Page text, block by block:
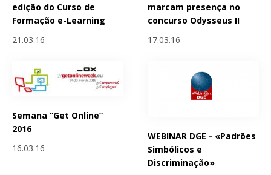
edição do Curso de
Formação e-Learning
21.03.16
marcam presença no
concurso Odysseus II
17.03.16
Semana “Get Online”
2016
16.03.16
WEBINAR DGE - «Padrões
Simbólicos e
Discriminação»